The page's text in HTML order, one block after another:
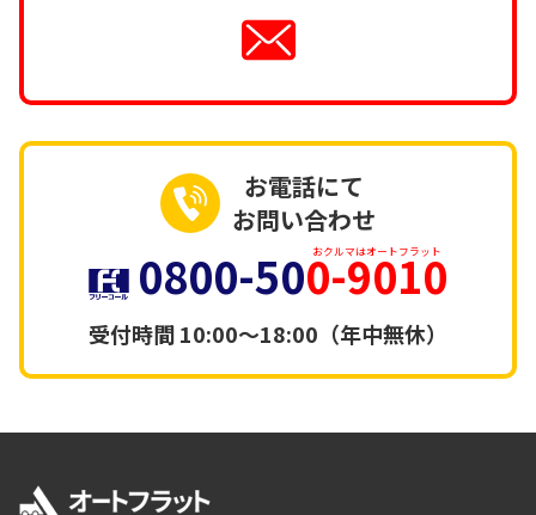
お電話にて
お問い合わせ
0800-500-9010
おクルマはオートフラット
受付時間10:00～18:00（年中無休）